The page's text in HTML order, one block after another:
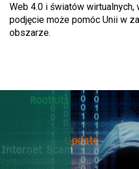
Web 4.0 i światów wirtualnych,
podjęcie może pomóc Unii w
obszarze.